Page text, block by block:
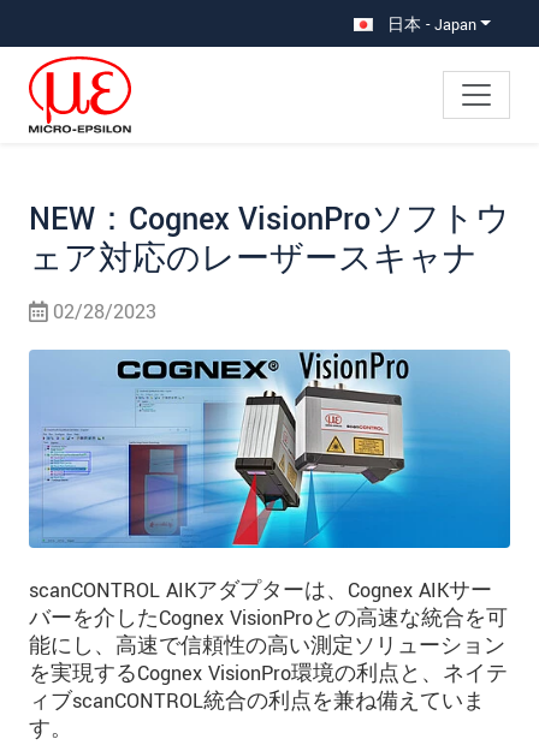
日本 - Japan
NEW：Cognex VisionProソフトウ
ェア対応のレーザースキャナ
02/28/2023
scanCONTROL AIKアダプターは、Cognex AIKサー
バーを介したCognex VisionProとの高速な統合を可
能にし、高速で信頼性の高い測定ソリューション
を実現するCognex VisionPro環境の利点と、ネイテ
ィブscanCONTROL統合の利点を兼ね備えていま
す。